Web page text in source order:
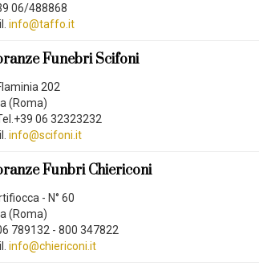
06/488868
info@taffo.it
Funebri Scifoni
202
(Roma)
06 32323232
info@scifoni.it
Funbri Chiericoni
- N° 60
(Roma)
789132 - 800 347822
info@chiericoni.it